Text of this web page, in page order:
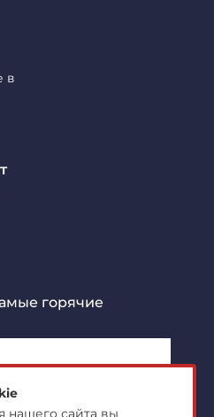
в
горячие
нашего сайта вы